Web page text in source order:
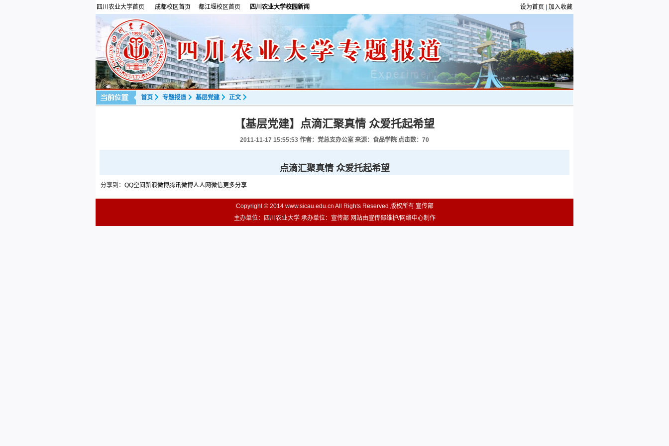
四川农业大学首页 成都校区首页 都江堰校区首页 四川农业大学校园新闻 设为首页 加入收藏
首页 专题报道 基层党建 正文
【基层党建】点滴汇聚真情 众爱托起希望
2011-11-17 15:55:53 作者：党总支办公室 来源：食品学院 点击数： 70
点滴汇聚真情 众爱托起希望
分享到： QQ空间 新浪微博腾讯微博人人网微信更多分享
Copyright © 2014 www.sicau.edu.cn All Rights Reserved 版权所有.宣传部
主办单位：四川农业大学 承办单位：宣传部 网站由宣传部维护/网络中心制作